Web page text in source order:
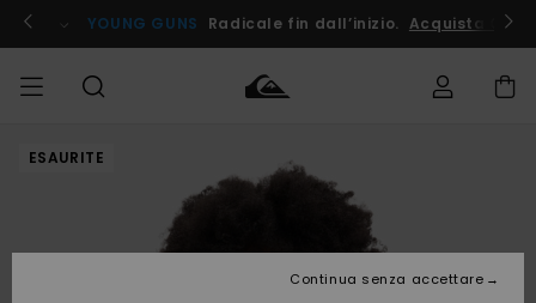
informazioni
prodotto
! YOUNG GUNS Radicale fin dall’inizio. Acquista Ora
UOMO Abbigliamento
Accessori
Abbigliamento
Accessori
Nuovi
Surf Shop
Uomo
Shop
Uomo
Accedi al tuo
ordine
ESAURITE
Continua senza accettare